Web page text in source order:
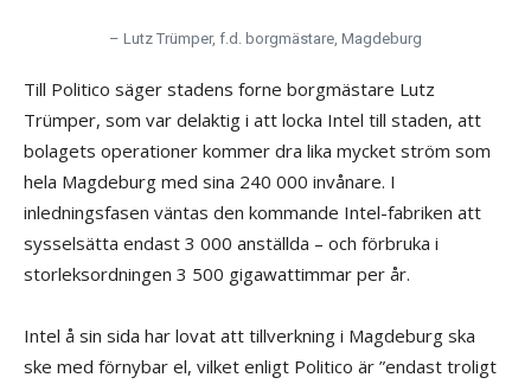
– Lutz Trümper, f.d. borgmästare, Magdeburg
Till Politico säger stadens forne borgmästare Lutz
Trümper, som var delaktig i att locka Intel till staden, att
bolagets operationer kommer dra lika mycket ström som
hela Magdeburg med sina 240 000 invånare. I
inledningsfasen väntas den kommande Intel-fabriken att
sysselsätta endast 3 000 anställda – och förbruka i
storleksordningen 3 500 gigawattimmar per år.
Intel å sin sida har lovat att tillverkning i Magdeburg ska
ske med förnybar el, vilket enligt Politico är ”endast troligt